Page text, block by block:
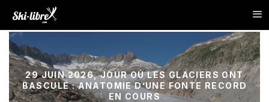
29 JUIN 2026, JOUR OÙ LES GLACIERS ONT
BASCULÉ : ANATOMIE D’UNE FONTE RECORD
EN COURS